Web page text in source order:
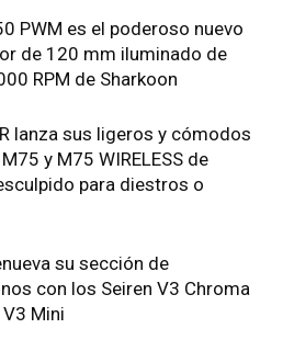
PWM es el poderoso nuevo
de 120 mm iluminado de
RPM de Sharkoon
lanza sus ligeros y cómodos
y M75 WIRELESS de
para diestros o
su sección de
con los Seiren V3 Chroma
Mini